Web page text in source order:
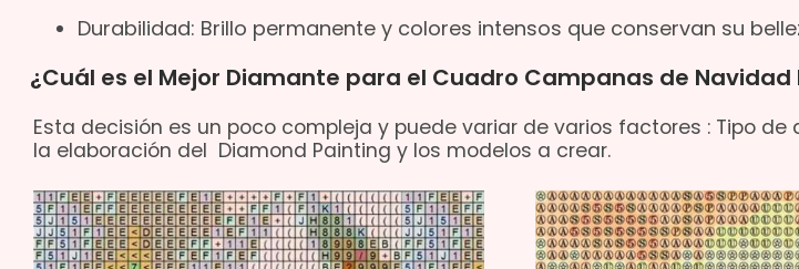
Durabilidad: Brillo permanente y colores intensos que conservan su
¿Cuál es el Mejor Diamante para el Cuadro Campanas de
Esta decisión es un poco compleja y puede variar de varios factores : Tipo de
la elaboración del Diamond Painting y los modelos a crear.